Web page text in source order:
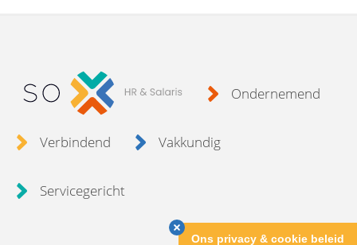
Ondernemend
Verbindend Vakkundig
Servicegericht
Ons privacy & cookie beleid